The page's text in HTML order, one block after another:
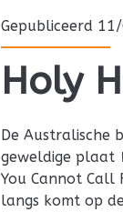
Gepubliceerd
Holy
De Australische
geweldige plaat
You Cannot Call
langs komt op